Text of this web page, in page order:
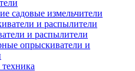
садовые измельчители
и распылители
опрыскиватели и